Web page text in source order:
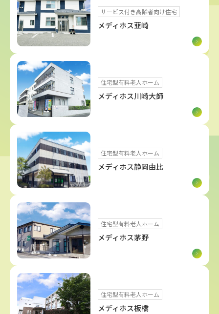
サービス付き高齢者向け住宅
メディホス韮崎
住宅型有料老人ホーム
メディホス川崎大師
住宅型有料老人ホーム
メディホス静岡由比
住宅型有料老人ホーム
メディホス茅野
住宅型有料老人ホーム
メディホス板橋